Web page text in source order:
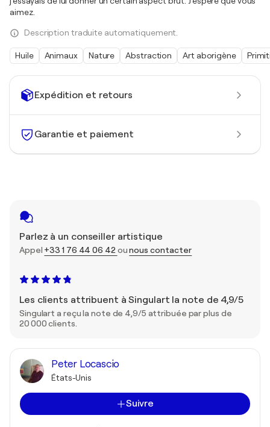
Expédition et retours
Garantie et paiement
Parlez à un conseiller artistique
Appel +33 1 76 44 06 42ounous contacter
Les clients attribuent à Singulart la note de 4,9/5
Singulart a reçu la note de 4,9/5 attribuée par plus de
20 000 clients.
Peter Locascio
États-Unis
Suivre
aimez.
Description traduite automatiquement.
Huile Animaux Nature Abstraction Art aborigène